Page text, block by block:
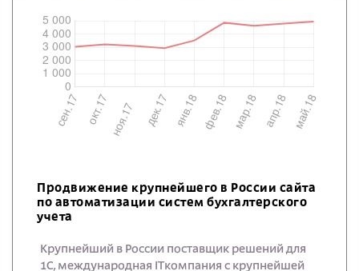
Продвижение крупнейшего в России сайта
по автоматизации систем бухгалтерского
учета
Крупнейший в России поставщик решений для
1С, международная ITкомпания с крупнейшей